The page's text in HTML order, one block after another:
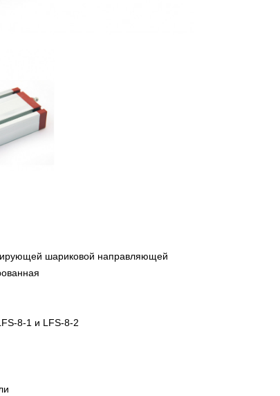
шариковой направляющей
8-1 и LFS-8-2